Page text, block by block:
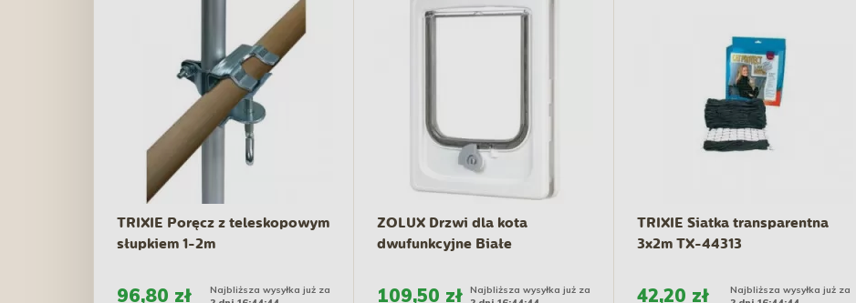
TRIXIE Poręcz z teleskopowym
słupkiem 1-2m
96,80 zł
Najbliższa wysyłka już za
ZOLUX Drzwi dla kota
dwufunkcyjne Białe
109,50 zł
Najbliższa wysyłka już za
TRIXIE Siatka transparentna
3x2m TX-44313
42,20 zł
Najbliższa wysyłka już za